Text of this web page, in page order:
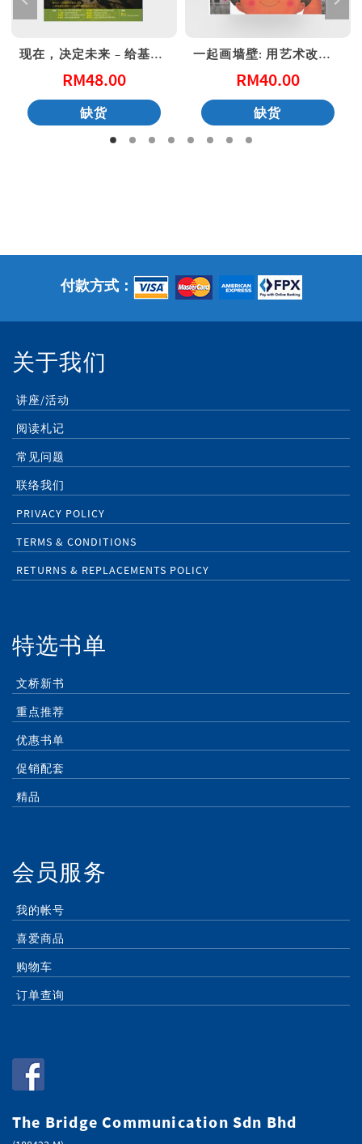
现在，决定未来 – 给基督徒青年的20个属灵忠告
RM48.00
缺货
一起画墙壁: 用艺术改变社区 (港版)
RM40.00
缺货
付款方式：
关于我们
讲座/活动
阅读札记
常见问题
联络我们
PRIVACY POLICY
TERMS & CONDITIONS
RETURNS & REPLACEMENTS POLICY
特选书单
文桥新书
重点推荐
优惠书单
促销配套
精品
会员服务
我的帐号
喜爱商品
购物车
订单查询
The Bridge Communication Sdn Bhd